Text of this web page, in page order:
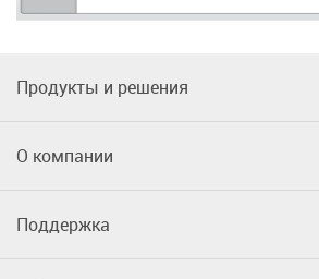
Продукты и решения
О компании
Поддержка